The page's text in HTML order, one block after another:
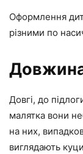
Оформлення
різними по
Довгі, до
малятка вони
на них,
виглядають